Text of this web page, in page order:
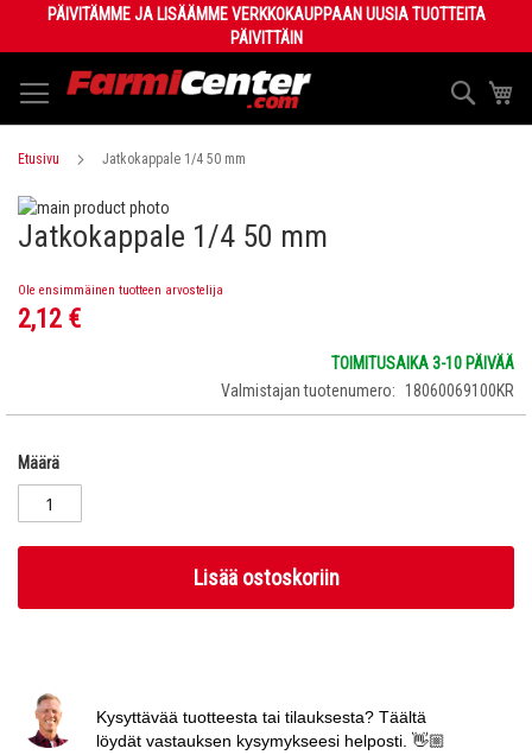
Content
PÄIVITÄMME JA LISÄÄMME VERKKOKAUPPAAN UUSIA TUOTTEITA
PÄIVITTÄIN
Haku
Etusivu Jatkokappale 1/4 50 mm
Skip
to
the
Skip
of
Jatkokappale 1/4 50 mm
Ole ensimmäinen tuotteen arvostelija
2,12 €
TOIMITUSAIKA 3-10 PÄIVÄÄ
Valmistajan tuotenumero
18060069100KR
Määrä
Lisää ostoskoriin